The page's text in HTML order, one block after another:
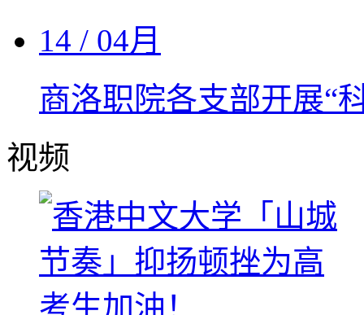
14 / 04月
商洛职院各支部开展“
视频